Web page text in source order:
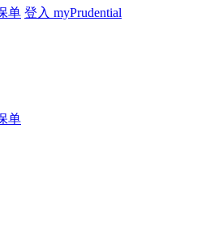
单 登入 myPrudential
单